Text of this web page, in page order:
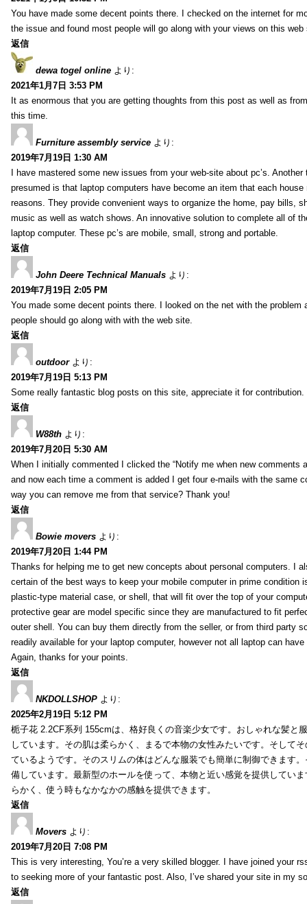
You have made some decent points there. I checked on the internet for
the issue and found most people will go along with your views on this web
返信
dewa togel online より:
2021年1月7日 3:53 PM
It as enormous that you are getting thoughts from this post as well as
this time.
Furniture assembly service より:
2019年7月19日 1:30 AM
I have mastered some new issues from your web-site about pc’s. Another
presumed is that laptop computers have become an item that each
reasons. They provide convenient ways to organize the home, pay bills,
music as well as watch shows. An innovative solution to complete all of
laptop computer. These pc’s are mobile, small, strong and portable.
返信
John Deere Technical Manuals より:
2019年7月19日 2:05 PM
You made some decent points there. I looked on the net with the problem
people should go along with with the web site.
返信
outdoor より:
2019年7月19日 5:13 PM
Some really fantastic blog posts on this site, appreciate it for contribution.
返信
W88th より:
2019年7月20日 5:30 AM
When I initially commented I clicked the “Notify me when new comments
and now each time a comment is added I get four e-mails with the same
way you can remove me from that service? Thank you!
返信
Bowie movers より:
2019年7月20日 1:44 PM
Thanks for helping me to get new concepts about personal computers. I
certain of the best ways to keep your mobile computer in prime condition
plastic-type material case, or shell, that will fit over the top of your
protective gear are model specific since they are manufactured to fit
outer shell. You can buy them directly from the seller, or from third party
readily available for your laptop computer, however not all laptop can
Again, thanks for your points.
返信
NKDOLLSHOP より:
2025年2月19日 5:12 PM
栀子花 2.2CF系列 155cmは、格好良くの音楽少女です。おしゃれな髪と
しています。その肌は柔らかく、まるで本物の女性みたいです。そして
ているようです。そのスリムの体はどんな服装でも簡単に制御できます
備しています。最新型のホールを使って、本物と近い感覚を提供してい
らかく、使う時もなかなかの感触を提供できます。
返信
Movers より:
2019年7月20日 7:08 PM
This is very interesting, You’re a very skilled blogger. I have joined your
to seeking more of your fantastic post. Also, I’ve shared your site in my
返信